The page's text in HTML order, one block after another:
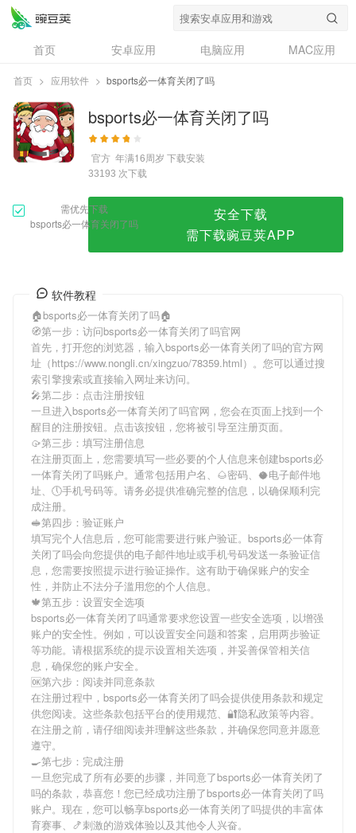
bsports必一体育关闭了吗
首页 安卓应用 电脑应用
MAC应用
资讯
专题 设计奖
问答
首页 > 应用软件 > bsports必一体育关闭了吗
bsports必一体育关闭了吗
官方 年满16周岁 下载安装
33193 次下载
需优先下载
bsports必一体育关闭了吗
安全下载
需下载豌豆荚APP
软件教程
🏠bsports必一体育关闭了吗🏠
🧭第一步：访问bsports必一体育关闭了吗官网
首先，打开您的浏览器，输入bsports必一体育关闭了吗的官方网
址（https://www.nongli.cn/xingzuo/78359.html）。您可以通过搜
索引擎搜索或直接输入网址来访问。
🎤第二步：点击注册按钮
一旦进入bsports必一体育关闭了吗官网，您会在页面上找到一个
醒目的注册按钮。点击该按钮，您将被引导至注册页面。
🥠第三步：填写注册信息
在注册页面上，您需要填写一些必要的个人信息来创建bsports必
一体育关闭了吗账户。通常包括用户名、🌰密码、🥥电子邮件地
址、🕔手机号码等。请务必提供准确完整的信息，以确保顺利完
成注册。
🥪第四步：验证账户
填写完个人信息后，您可能需要进行账户验证。bsports必一体育
关闭了吗会向您提供的电子邮件地址或手机号码发送一条验证信
息，您需要按照提示进行验证操作。这有助于确保账户的安全
性，并防止不法分子滥用您的个人信息。
🍁第五步：设置安全选项
bsports必一体育关闭了吗通常要求您设置一些安全选项，以增强
账户的安全性。例如，可以设置安全问题和答案，启用两步验证
等功能。请根据系统的提示设置相关选项，并妥善保管相关信
息，确保您的账户安全。
🆗第六步：阅读并同意条款
在注册过程中，bsports必一体育关闭了吗会提供使用条款和规定
供您阅读。这些条款包括平台的使用规范、🔐隐私政策等内容。
在注册之前，请仔细阅读并理解这些条款，并确保您同意并愿意
遵守。
🍳第七步：完成注册
一旦您完成了所有必要的步骤，并同意了bsports必一体育关闭了
吗的条款，恭喜您！您已经成功注册了bsports必一体育关闭了吗
账户。现在，您可以畅享bsports必一体育关闭了吗提供的丰富体
育赛事、🍤刺激的游戏体验以及其他令人兴奋。